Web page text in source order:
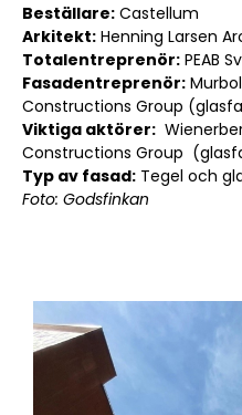
Beställare: Castellum
Arkitekt: Henning Larsen
Totalentreprenör: PEAB
Fasadentreprenör:
Constructions Group
Viktiga aktörer:
Constructions Group
Typ av fasad: Tegel och
Foto: Godsfinkan